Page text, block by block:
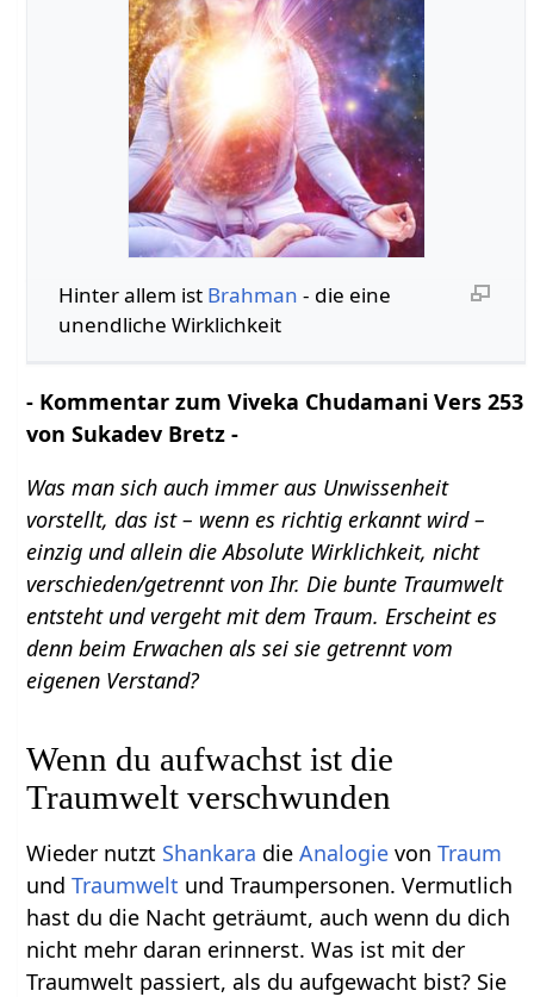
Hinter allem ist Brahman - die eine
unendliche Wirklichkeit
- Kommentar zum Viveka Chudamani Vers 253
von Sukadev Bretz -
Was man sich auch immer aus Unwissenheit
vorstellt, das ist – wenn es richtig erkannt wird –
einzig und allein die Absolute Wirklichkeit, nicht
verschieden/getrennt von Ihr. Die bunte Traumwelt
entsteht und vergeht mit dem Traum. Erscheint es
denn beim Erwachen als sei sie getrennt vom
eigenen Verstand?
Wenn du aufwachst ist die
Traumwelt verschwunden
Wieder nutzt Shankara dieAnalogie vonTraum
undTraumwelt und Traumpersonen. Vermutlich
hast du die Nacht geträumt, auch wenn du dich
nicht mehr daran erinnerst. Was ist mit der
Traumwelt passiert, als du aufgewacht bist? Sie